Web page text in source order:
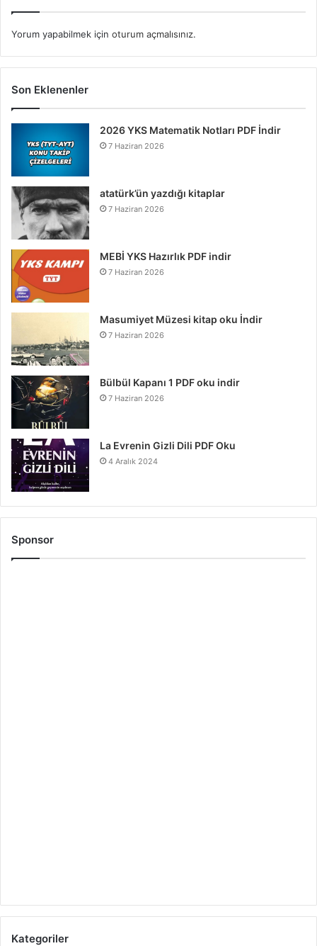
Yorum yapabilmek için oturum açmalısınız.
Son Eklenenler
2026 YKS Matematik Notları PDF İndir
7 Haziran 2026
atatürk’ün yazdığı kitaplar
7 Haziran 2026
MEBİ YKS Hazırlık PDF indir
7 Haziran 2026
Masumiyet Müzesi kitap oku İndir
7 Haziran 2026
Bülbül Kapanı 1 PDF oku indir
7 Haziran 2026
La Evrenin Gizli Dili PDF Oku
4 Aralık 2024
Sponsor
Kategoriler